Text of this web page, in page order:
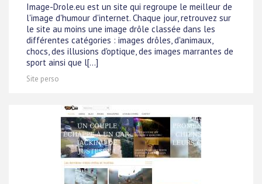
Image-Drole.eu est un site qui regroupe le meilleur de
l'image d'humour d'internet. Chaque jour, retrouvez sur
le site au moins une image drôle classée dans les
différentes catégories : images drôles, d'animaux,
chocs, des illusions d'optique, des images marrantes de
sport ainsi que l[...]
Site perso